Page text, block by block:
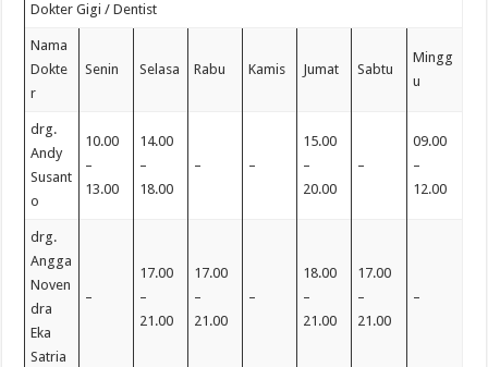
Dokter Gigi / Dentist
Nama
Dokte
r
Senin Selasa Rabu Kamis Jumat Sabtu
Mingg
u
drg.
Andy
Susant
o
10.00
–
13.00
14.00
–
18.00
– –
15.00
–
20.00
–
09.00
–
12.00
drg.
Angga
Noven
dra
Eka
Satria
–
17.00
–
21.00
17.00
–
21.00
–
18.00
–
21.00
17.00
–
21.00
–